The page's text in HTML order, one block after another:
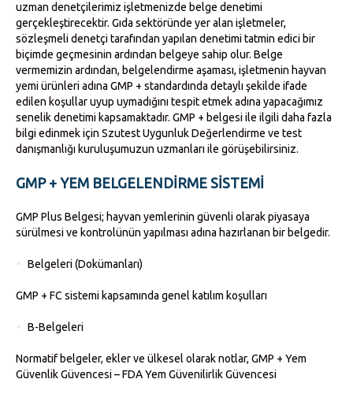
uzman denetçilerimiz işletmenizde belge denetimi
gerçekleştirecektir. Gıda sektöründe yer alan işletmeler,
sözleşmeli denetçi tarafından yapılan denetimi tatmin edici bir
biçimde geçmesinin ardından belgeye sahip olur. Belge
vermemizin ardından, belgelendirme aşaması, işletmenin hayvan
yemi ürünleri adına GMP + standardında detaylı şekilde ifade
edilen koşullar uyup uymadığını tespit etmek adına yapacağımız
senelik denetimi kapsamaktadır. GMP + belgesi ile ilgili daha fazla
bilgi edinmek için Szutest Uygunluk Değerlendirme ve test
danışmanlığı kuruluşumuzun uzmanları ile görüşebilirsiniz.
GMP + YEM BELGELENDIRME SISTEMI
GMP Plus Belgesi; hayvan yemlerinin güvenli olarak piyasaya
sürülmesi ve kontrolünün yapılması adına hazırlanan bir belgedir.
Belgeleri (Dokümanları)
GMP + FC sistemi kapsamında genel katılım koşulları
B-Belgeleri
Normatif belgeler, ekler ve ülkesel olarak notlar, GMP + Yem
Güvenlik Güvencesi – FDA Yem Güvenilirlik Güvencesi